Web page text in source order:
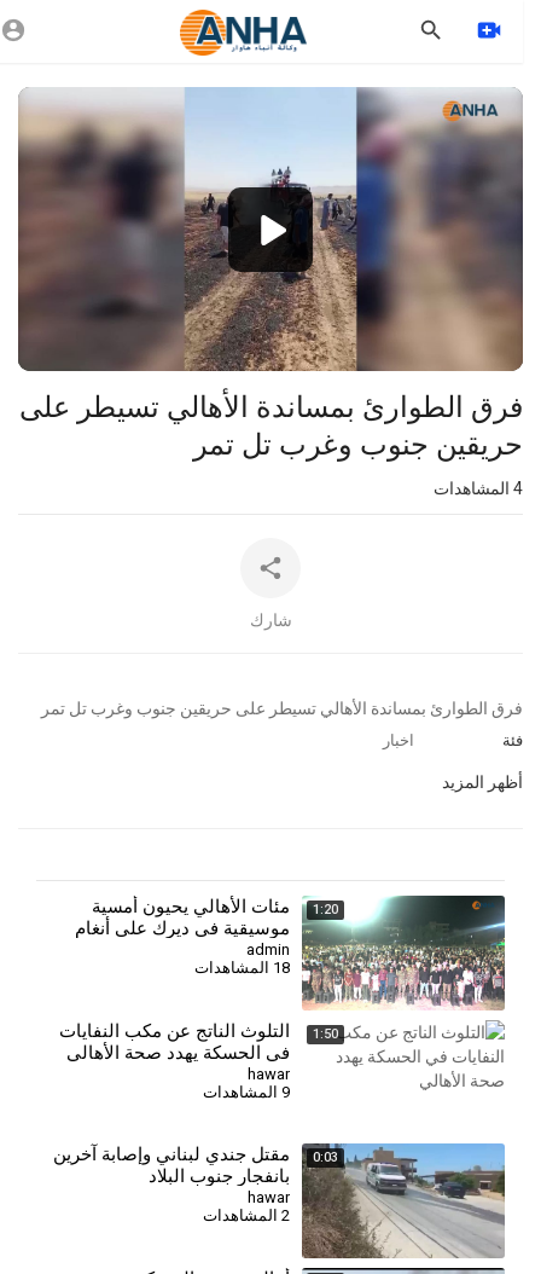
Video
Player
فرق الطوارئ بمساندة الأهالي تسيطر على
حريقين جنوب وغرب تل تمر
المشاهدات
شارك
⁣فرق الطوارئ بمساندة الأهالي تسيطر على حريقين جنوب وغرب تل تمر
فئة اخبار
أظهر المزيد
1:20
مئات الأهالي يحيون أمسية
موسيقية في ديرك على أنغام
الأغاني الكردية
admin
18 المشاهدات
1:50
التلوث الناتج عن مكب النفايات
في الحسكة يهدد صحة الأهالي
hawar
0:03
مقتل جندي لبناني وإصابة آخرين
بانفجار جنوب البلاد
hawar
2 المشاهدات